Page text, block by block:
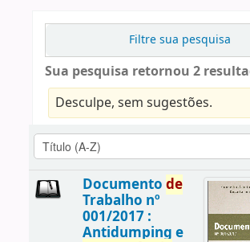
Filtre sua pesquisa
Sua pesquisa retornou 2
Desculpe, sem sugestões.
Documento de
Trabalho nº
001/2017 :
Antidumping e